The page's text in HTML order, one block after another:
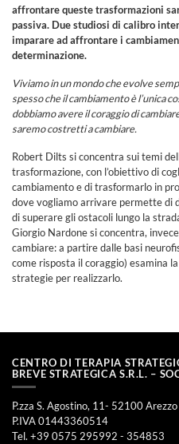
affrontare queste trasformazioni
passiva. Due studiosi di calibro
imparare ad affrontare i
determinazione.
Viviamo in un mondo che evolve
spesso che il cambiamento è l’unica
dobbiamo avere il coraggio di
saremo costretti a cambiare.
Robert Dilts si concentra sui temi
trasformazione, con l’obiettivo di
cambiamento e di trasformarlo in
dove vogliamo arrivare permette di
di superare gli ostacoli lungo la
Giorgio Nardone si concentra,
cambiare: a partire dalle basi
come risposta il coraggio) esamina
strategie per realizzarlo.
CENTRO DI TERAPIA
BREVE STRATEGICA S.R.L. –
P.zza S. Agostino, 11- 52100 Arezzo
P.IVA 01443360514
Tel. +39 0575 295992 - 354853